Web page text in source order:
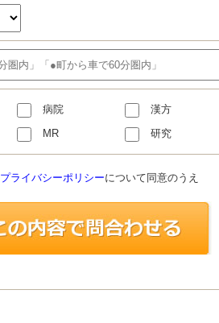
病院
漢方
MR 研究
プライバシーポリシーについて同意のうえ